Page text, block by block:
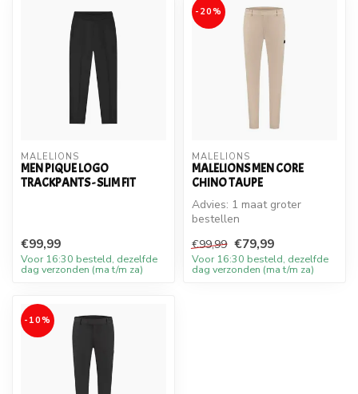
MALELIONS
MEN PIQUE LOGO
TRACKPANTS - SLIM FIT
€99,99
Voor 16:30 besteld, dezelfde
dag verzonden (ma t/m za)
-20%
MALELIONS
MALELIONS MEN CORE
CHINO TAUPE
Advies: 1 maat groter
bestellen
€99,99 €79,99
Voor 16:30 besteld, dezelfde
dag verzonden (ma t/m za)
-10%